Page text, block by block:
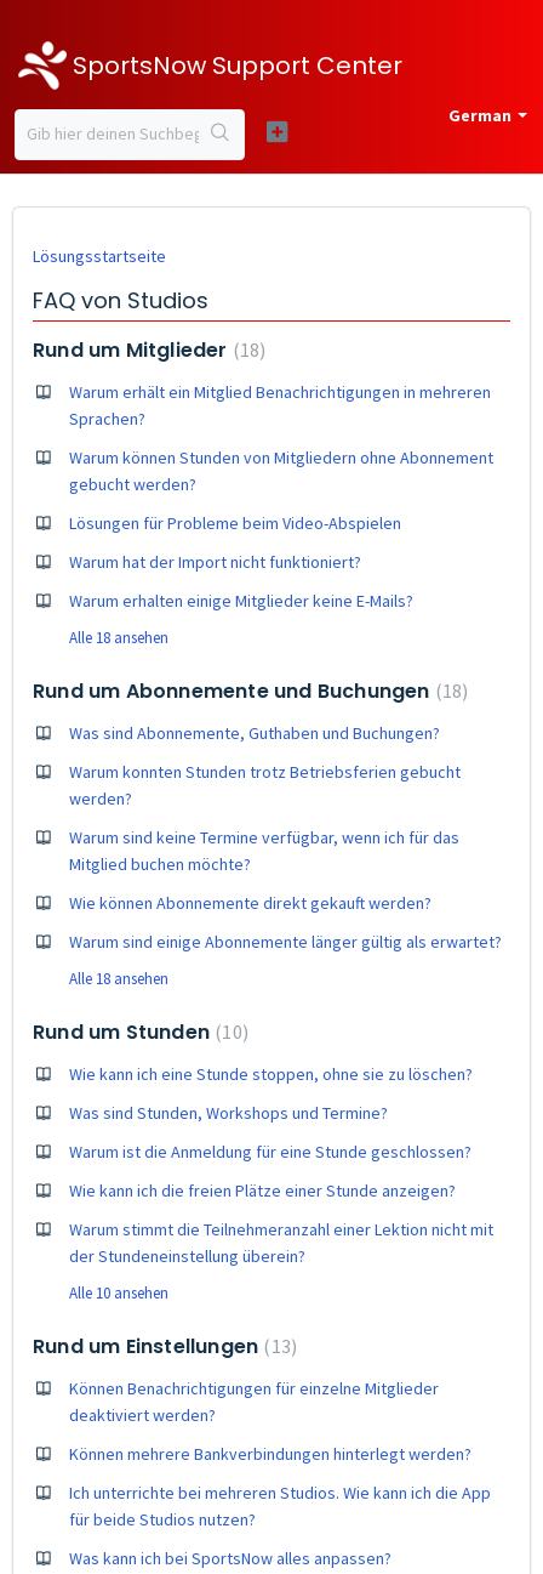
SportsNow Support Center
German
Lösungsstartseite
FAQ von Studios
Rund um Mitglieder 18
Warum erhält ein Mitglied Benachrichtigungen in mehreren
Sprachen?
Warum können Stunden von Mitgliedern ohne Abonnement
gebucht werden?
Lösungen für Probleme beim Video-Abspielen
Warum hat der Import nicht funktioniert?
Warum erhalten einige Mitglieder keine E-Mails?
Alle 18 ansehen
Rund um Abonnemente und Buchungen 18
Was sind Abonnemente, Guthaben und Buchungen?
Warum konnten Stunden trotz Betriebsferien gebucht
werden?
Warum sind keine Termine verfügbar, wenn ich für das
Mitglied buchen möchte?
Wie können Abonnemente direkt gekauft werden?
Warum sind einige Abonnemente länger gültig als erwartet?
Alle 18 ansehen
Rund um Stunden 10
Wie kann ich eine Stunde stoppen, ohne sie zu löschen?
Was sind Stunden, Workshops und Termine?
Warum ist die Anmeldung für eine Stunde geschlossen?
Wie kann ich die freien Plätze einer Stunde anzeigen?
Warum stimmt die Teilnehmeranzahl einer Lektion nicht mit
der Stundeneinstellung überein?
Alle 10 ansehen
Rund um Einstellungen 13
Können Benachrichtigungen für einzelne Mitglieder
deaktiviert werden?
Können mehrere Bankverbindungen hinterlegt werden?
Ich unterrichte bei mehreren Studios. Wie kann ich die App
für beide Studios nutzen?
Was kann ich bei SportsNow alles anpassen?